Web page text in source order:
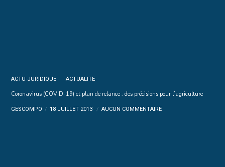
ACTU JURIDIQUE ACTUALITE
Coronavirus (COVID-19) et plan de relance : des précisions pour l’agriculture
GESCOMPO 18 JUILLET 2013 AUCUN COMMENTAIRE